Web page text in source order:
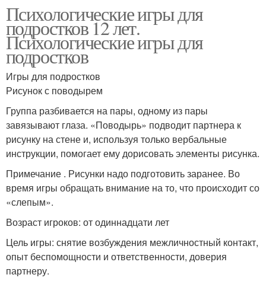
Психологические игры для
подростков 12 лет.
Психологические игры для
подростков
Игры для подростков
Рисунок с поводырем
Группа разбивается на пары, одному из пары
завязывают глаза. «Поводырь» подводит партнера к
рисунку на стене и, используя только вербальные
инструкции, помогает ему дорисовать элементы рисунка.
Примечание . Рисунки надо подготовить заранее. Во
время игры обращать внимание на то, что происходит со
«слепым».
Возраст игроков: от одиннадцати лет
Цель игры: снятие возбуждения межличностный контакт,
опыт беспомощности и ответственности, доверия
партнеру.